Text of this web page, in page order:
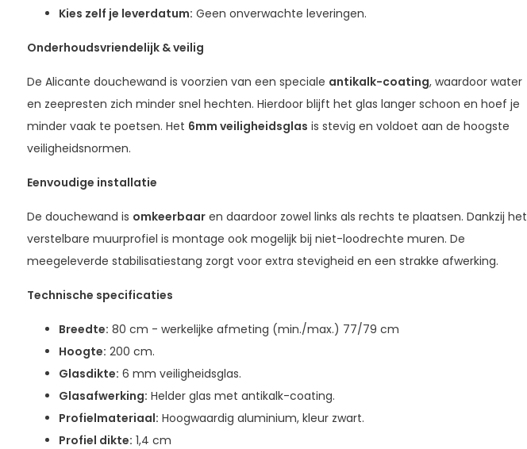
Kies zelf je leverdatum: Geen onverwachte leveringen.
Onderhoudsvriendelijk & veilig
De Alicante douchewand is voorzien van een speciale antikalk-coating, waardoor water
en zeepresten zich minder snel hechten. Hierdoor blijft het glas langer schoon en hoef je
minder vaak te poetsen. Het 6mm veiligheidsglas is stevig en voldoet aan de hoogste
veiligheidsnormen.
Eenvoudige installatie
De douchewand is omkeerbaaren daardoor zowel links als rechts te plaatsen. Dankzij het
verstelbare muurprofiel is montage ook mogelijk bij niet-loodrechte muren. De
meegeleverde stabilisatiestang zorgt voor extra stevigheid en een strakke afwerking.
Technische specificaties
Breedte: 80 cm - werkelijke afmeting (min./max.) 77/79 cm
Hoogte: 200 cm.
Glasdikte: 6 mm veiligheidsglas.
Glasafwerking: Helder glas met antikalk-coating.
Profielmateriaal: Hoogwaardig aluminium, kleur zwart.
Profiel dikte: 1,4 cm